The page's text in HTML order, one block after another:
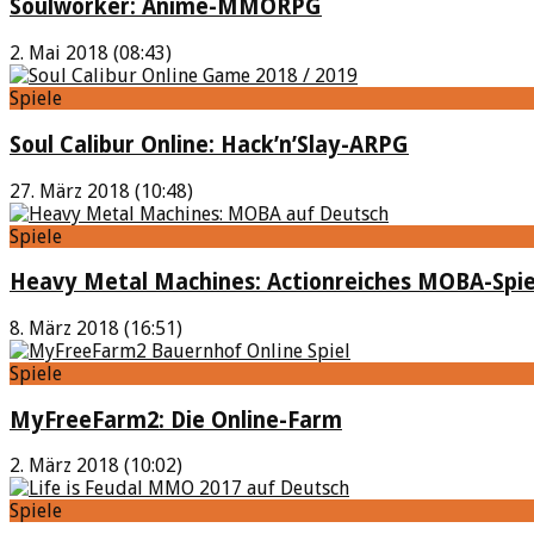
Soulworker: Anime-MMORPG
2. Mai 2018 (08:43)
Spiele
Soul Calibur Online: Hack’n’Slay-ARPG
27. März 2018 (10:48)
Spiele
Heavy Metal Machines: Actionreiches MOBA-
8. März 2018 (16:51)
Spiele
MyFreeFarm2: Die Online-Farm
2. März 2018 (10:02)
Spiele